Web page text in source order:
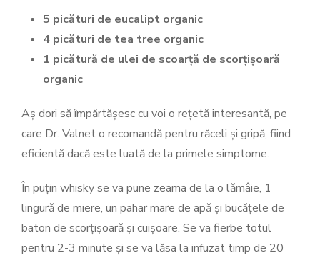
5 picături de eucalipt organic
4 picături de tea tree organic
1 picătură de ulei de scoarță de scorțișoară
organic
Aș dori să împărtășesc cu voi o rețetă interesantă, pe
care Dr. Valnet o recomandă pentru răceli și gripă, fiind
eficientă dacă este luată de la primele simptome.
În puțin whisky se va pune zeama de la o lămâie, 1
lingură de miere, un pahar mare de apă și bucățele de
baton de scorțișoară și cuișoare. Se va fierbe totul
pentru 2-3 minute și se va lăsa la infuzat timp de 20